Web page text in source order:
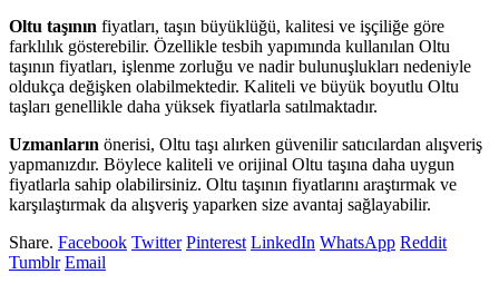
Oltu taşının fiyatları, taşın büyüklüğü, kalitesi ve işçiliğe göre
farklılık gösterebilir. Özellikle tesbih yapımında kullanılan Oltu
taşının fiyatları, işlenme zorluğu ve nadir bulunuşlukları nedeniyle
oldukça değişken olabilmektedir. Kaliteli ve büyük boyutlu Oltu
taşları genellikle daha yüksek fiyatlarla satılmaktadır.
Uzmanların önerisi, Oltu taşı alırken güvenilir satıcılardan alışveriş
yapmanızdır. Böylece kaliteli ve orijinal Oltu taşına daha uygun
fiyatlarla sahip olabilirsiniz. Oltu taşının fiyatlarını araştırmak ve
karşılaştırmak da alışveriş yaparken size avantaj sağlayabilir.
Share. Facebook Twitter Pinterest LinkedIn WhatsApp Reddit
Tumblr Email